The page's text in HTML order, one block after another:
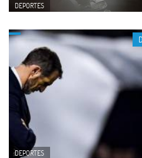
DEPORTES
DEPORTES